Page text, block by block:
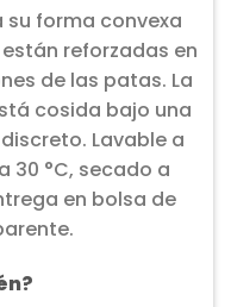
forma convexa
reforzadas en
de las patas. La
cosida bajo una
Lavable a
a 30 °C, secado a
en bolsa de